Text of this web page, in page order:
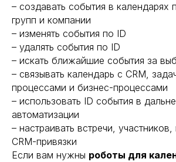
– создавать события в календарях
групп и компании
– изменять события по ID
– удалять события по ID
– искать ближайшие события за
– связывать календарь с CRM,
процессами и бизнес-процессами
– использовать ID события в
автоматизации
– настраивать встречи,
CRM-привязки
Если вам нужны роботы для